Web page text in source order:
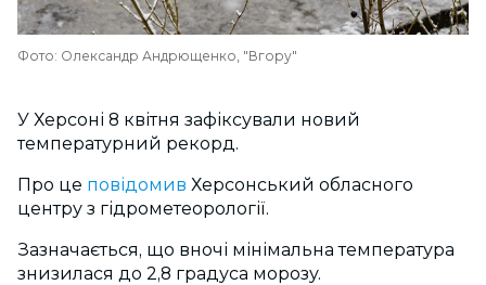
Фото: Олександр Андрющенко, "Вгору"
У Херсоні 8 квітня зафіксували новий
температурний рекорд.
Про це повідомив Херсонський обласного
центру з гідрометеорології.
Зазначається, що вночі мінімальна температура
знизилася до 2,8 градуса морозу.